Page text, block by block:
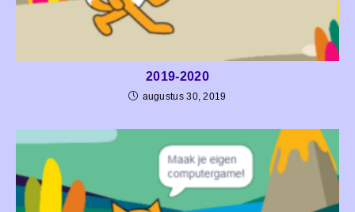
2019-2020
augustus 30, 2019